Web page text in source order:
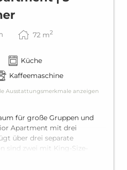
72 m2
Küche
Kaffeemaschine
Ausstattungsmerkmale anzeigen
für große Gruppen und
Apartment mit drei
über drei separate
sind zwei mit King-Size-
je nach Einheit, mit einem